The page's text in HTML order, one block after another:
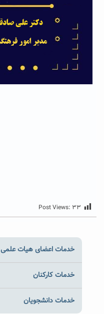
Post Views: ۳۳
خدمات اعضای هیات علمی
خدمات کارکنان
خدمات دانشجویان